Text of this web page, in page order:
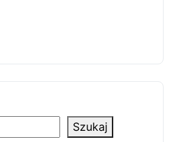
Szukaj